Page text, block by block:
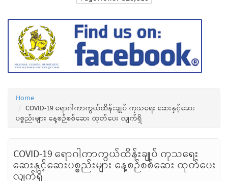
Home
COVID-19 ရောဂါကာကွယ်ထိန်းချုပ် ကုသရေး ဆေးနှင့်ဆေး
ပစ္စည်းများ နေ့စဉ်စစ်ဆေး ထုတ်ပေး လျက်ရှိ
COVID-19 ရောဂါကာကွယ်ထိန်းချုပ် ကုသရေး
ဆေးနှင့်ဆေးပစ္စည်းများ နေ့စဉ်စစ်ဆေး ထုတ်ပေး
လျက်ရှိ